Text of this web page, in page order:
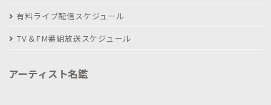
有料ライブ配信スケジュール
TV＆FM番組放送スケジュール
アーティスト名鑑